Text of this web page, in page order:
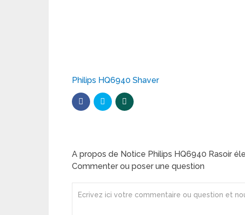
Philips HQ6940 Shaver
A propos de Notice Philips HQ6940 Rasoir
Commenter ou poser une question